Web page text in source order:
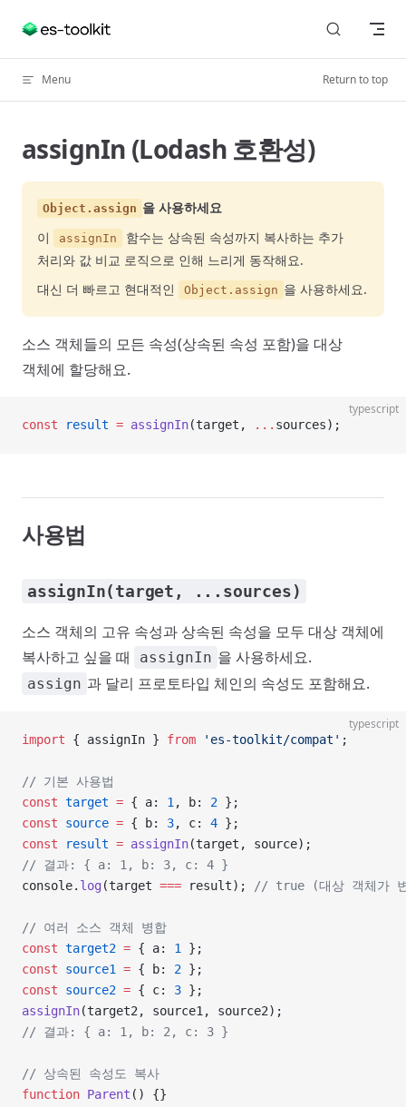
Skip to content
Menu Return to top
assignIn (Lodash 호환성)
Object.assign 을 사용하세요
이
assignIn
함수는 상속된 속성까지 복사하는 추가
처리와 값 비교 로직으로 인해 느리게 동작해요.
대신 더 빠르고 현대적인
Object.assign 을 사용하세요.
소스 객체들의 모든 속성(상속된 속성 포함)을 대상
객체에 할당해요.
typescript
const result = assignIn(target, ... sources);
사용법
assignIn(target, ...sources)
소스 객체의 고유 속성과 상속된 속성을 모두 대상 객체에
복사하고 싶을 때
assignIn 을 사용하세요.
assign 과 달리 프로토타입 체인의 속성도 포함해요.
typescript
import { assignIn } from 'es-toolkit/compat' ;
// 기본 사용법
const target = { a: 1 , b: 2 };
const source = { b: 3, c: 4 };
const result = assignIn(target, source);
// 결과: { a: 1, b: 3, c: 4 }
console. log (target === result); // true (대상 객체가
// 여러 소스 객체 병합
const target2 = { a: 1
};
const source1 = { b: 2 };
const source2 = { c: 3 };
assignIn(target2, source1, source2);
// 결과: { a: 1, b: 2, c: 3 }
// 상속된 속성도 복사
function Parent () {}